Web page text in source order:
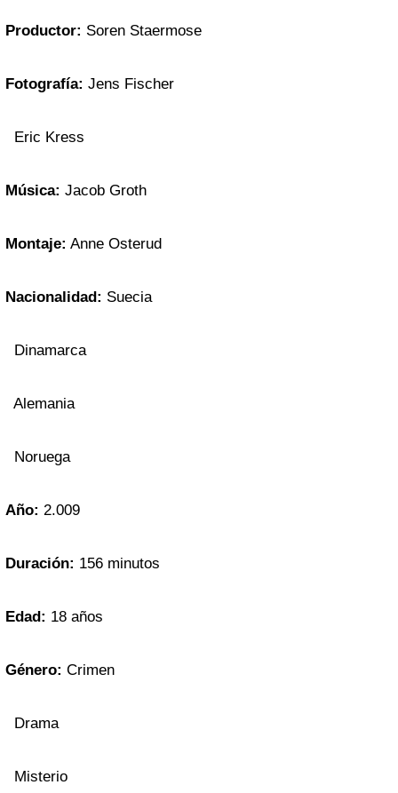
Productor: Soren Staermose
Fotografía: Jens Fischer
Eric Kress
Música: Jacob Groth
Montaje: Anne Osterud
Nacionalidad: Suecia
Dinamarca
Alemania
Noruega
Año: 2.009
Duración: 156 minutos
Edad: 18 años
Género: Crimen
Drama
Misterio